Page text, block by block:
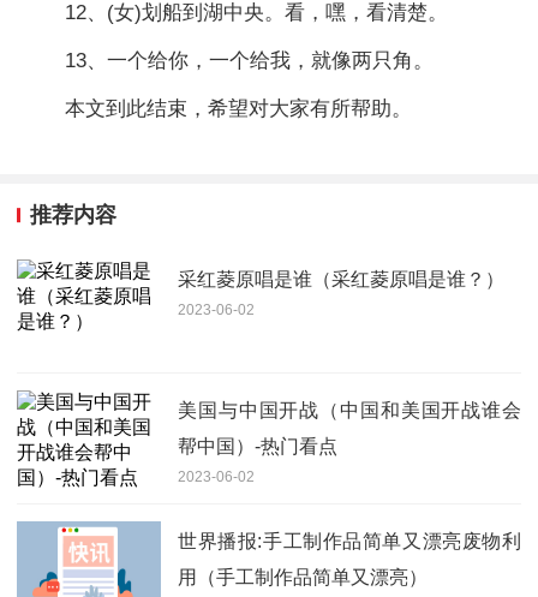
12、(女)划船到湖中央。看，嘿，看清楚。
13、一个给你，一个给我，就像两只角。
本文到此结束，希望对大家有所帮助。
推荐内容
采红菱原唱是谁（采红菱原唱是谁？）
2023-06-02
美国与中国开战（中国和美国开战谁会
帮中国）-热门看点
2023-06-02
世界播报:手工制作品简单又漂亮废物利
用（手工制作品简单又漂亮）